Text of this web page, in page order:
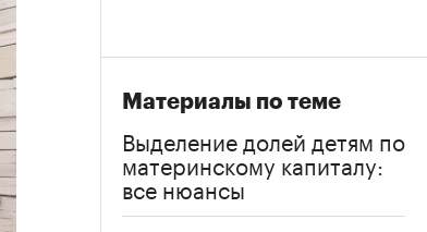
Материалы по теме
Выделение долей детям по
материнскому капиталу:
все нюансы